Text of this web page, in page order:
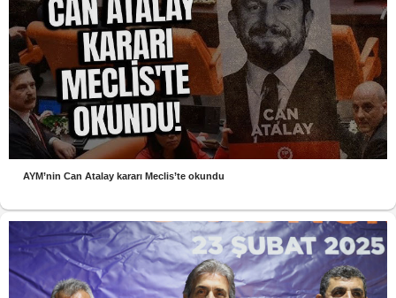
AYM’nin Can Atalay kararı Meclis’te okundu